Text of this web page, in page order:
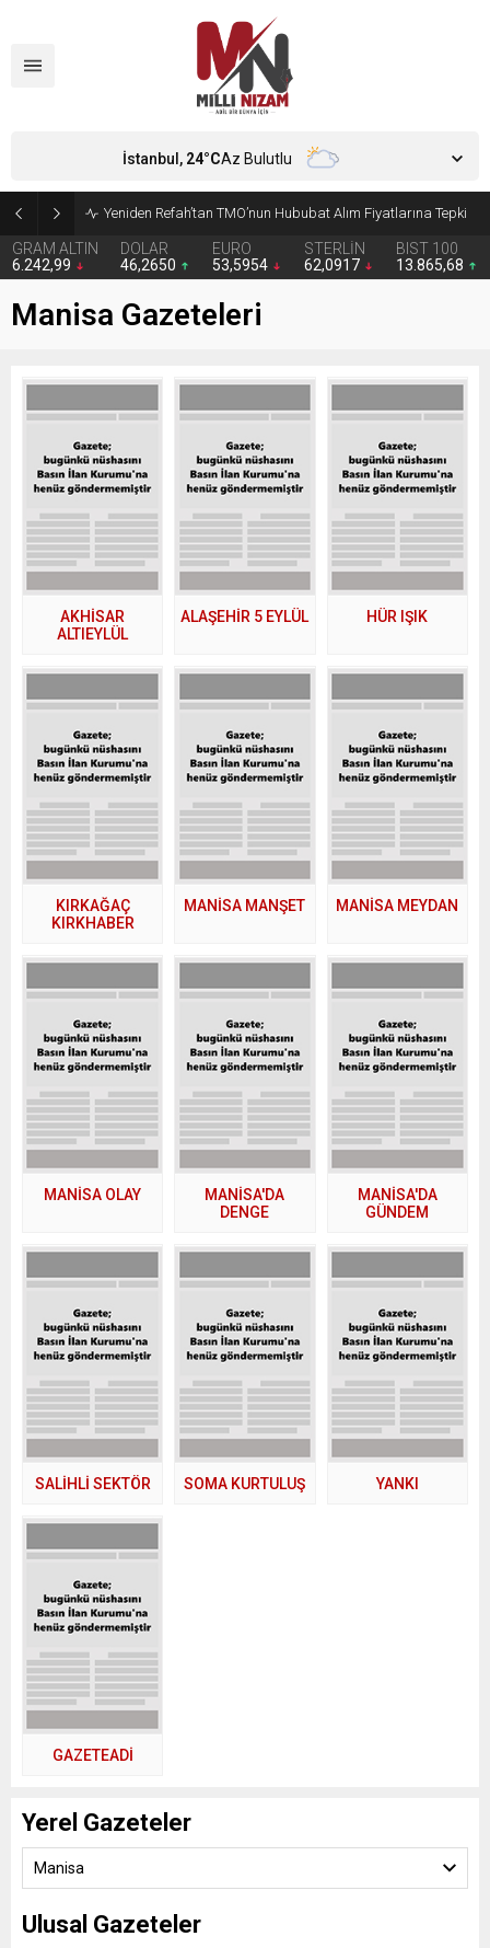
Yeniden Refah’tan TMO’nun Hububat Alım Fiyatlarına Tepki
GRAM ALTIN
6.242,99
DOLAR
46,2650
EURO
53,5954
STERLİN
62,0917
BIST 100
13.865,68
İstanbul, 24°CAz Bulutlu
Manisa Gazeteleri
AKHİSAR
ALTIEYLÜL
ALAŞEHİR 5 EYLÜL HÜR IŞIK
KIRKAĞAÇ
KIRKHABER
MANİSA MANŞET MANİSA MEYDAN
MANİSA OLAY
MANİSA'DA
DENGE
MANİSA'DA
GÜNDEM
SALİHLİ SEKTÖR SOMA KURTULUŞ YANKI
GAZETEADI
Yerel Gazeteler
Manisa
Ulusal Gazeteler